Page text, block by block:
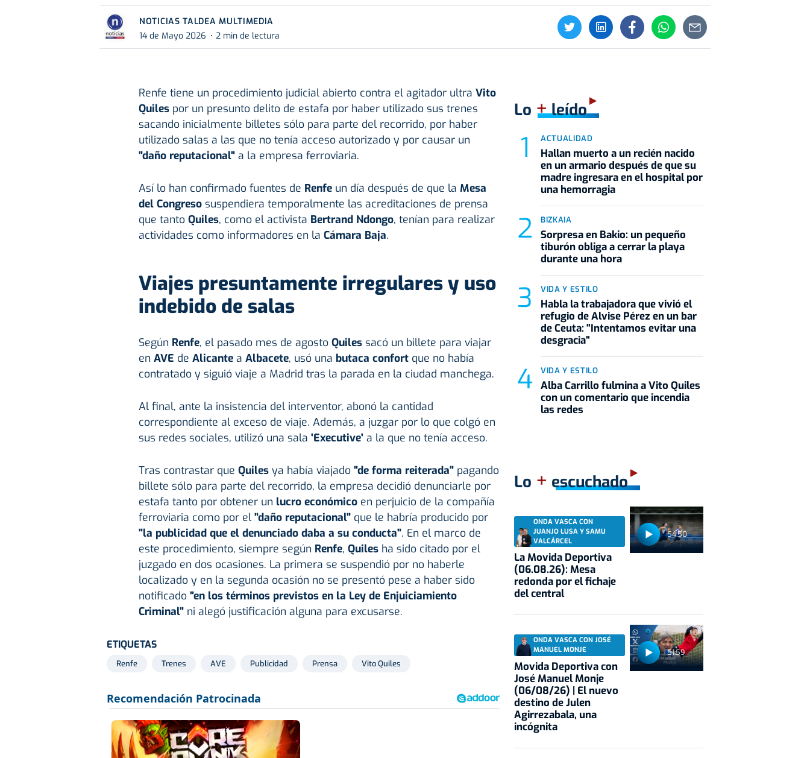
NOTICIAS TALDEA MULTIMEDIA
14 de Mayo 2026
2 min de lectura
Renfe tiene un procedimiento judicial abierto contra el agitador ultra Vito
Quilespor un presunto delito de estafa por haber utilizado sus trenes
sacando inicialmente billetes sólo para parte del recorrido, por haber
utilizado salas a las que no tenía acceso autorizado y por causar un
"daño reputacional"a la empresa ferroviaria.
Así lo han confirmado fuentes de Renfeun día después de que la Mesa
del Congresosuspendiera temporalmente las acreditaciones de prensa
que tanto Quiles, como el activista Bertrand Ndongo, tenían para realizar
actividades como informadores en la Cámara Baja.
Viajes presuntamente irregulares y uso
indebido de salas
Según Renfe, el pasado mes de agosto Quilessacó un billete para viajar
en AVE de Alicantea Albacete, usó una butaca confortque no había
contratado y siguió viaje a Madrid tras la parada en la ciudad manchega.
Al final, ante la insistencia del interventor, abonó la cantidad
correspondiente al exceso de viaje. Además, a juzgar por lo que colgó en
sus redes sociales, utilizó una sala 'Executive' a la que no tenía acceso.
Tras contrastar que Quilesya había viajado "de forma reiterada"pagando
billete sólo para parte del recorrido, la empresa decidió denunciarle por
estafa tanto por obtener un lucro económicoen perjuicio de la compañía
ferroviaria como por el "daño reputacional"que le habría producido por
"la publicidad que el denunciado daba a su conducta". En el marco de
este procedimiento, siempre según Renfe, Quilesha sido citado por el
juzgado en dos ocasiones. La primera se suspendió por no haberle
localizado y en la segunda ocasión no se presentó pese a haber sido
notificado "en los términos previstos en la Ley de Enjuiciamiento
Criminal"ni alegó justificación alguna para excusarse.
ETIQUETAS
Renfe Trenes AVE Publicidad Prensa Vito Quiles
Lo +leído
ACTUALIDAD
Hallan muerto a un recién nacido
en un armario después de que su
madre ingresara en el hospital por
una hemorragia
BIZKAIA
Sorpresa en Bakio: un pequeño
tiburón obliga a cerrar la playa
durante una hora
VIDA Y ESTILO
Habla la trabajadora que vivió el
refugio de Alvise Pérez en un bar
de Ceuta: "Intentamos evitar una
desgracia"
VIDA Y ESTILO
Alba Carrillo fulmina a Vito Quiles
con un comentario que incendia
las redes
Lo + escuchado
54:50
ONDA VASCA CON
JUANJO LUSA Y SAMU
VALCÁRCEL
La Movida Deportiva
(06.08.26): Mesa
redonda por el fichaje
del central
51:59
ONDA VASCA CON JOSÉ
MANUEL MONJE
Movida Deportiva con
José Manuel Monje
(06/08/26) | El nuevo
destino de Julen
Agirrezabala, una
incógnita